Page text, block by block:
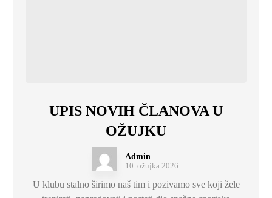
UPIS NOVIH ČLANOVA U
OŽUJKU
Admin
10. ožujka 2026.
U klubu stalno širimo naš tim i pozivamo sve koji žele